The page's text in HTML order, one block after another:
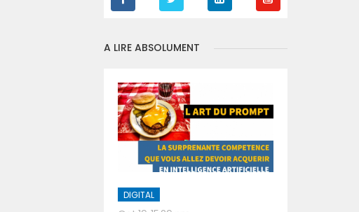
A LIRE ABSOLUMENT
DIGITAL